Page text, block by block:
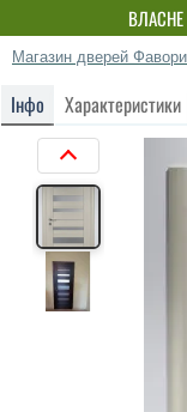
Магазин дверей
Інфо Характеристики